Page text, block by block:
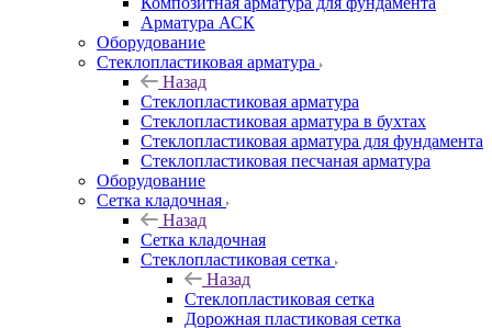
Арматура АСК
Оборудование
Cтеклопластиковая арматура
Назад
Cтеклопластиковая арматура
Стеклопластиковая арматура в бухтах
Стеклопластиковая арматура для фундамента
Стеклопластиковая песчаная арматура
Оборудование
Сетка кладочная
Назад
Сетка кладочная
Стеклопластиковая сетка
Назад
Стеклопластиковая сетка
Дорожная пластиковая сетка